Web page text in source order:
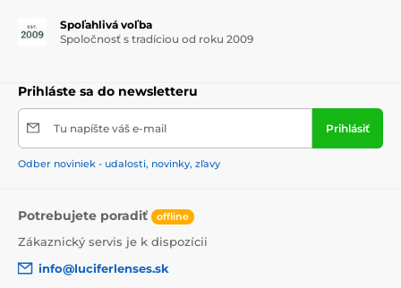
Spoľahlivá voľba
Spoločnosť s tradíciou od roku 2009
Prihláste sa do newsletteru
Tu napíšte váš e-mail Prihlásiť
Odber noviniek - udalosti, novinky, zľavy
Potrebujete poradiť offline
Zákaznický servis je k dispozícii
info@luciferlenses.sk